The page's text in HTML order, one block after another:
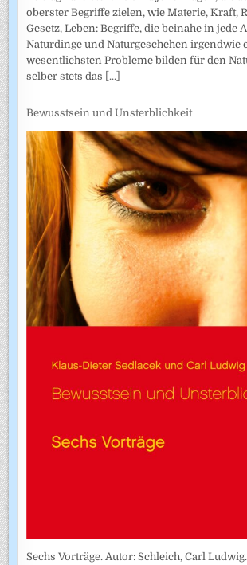
oberster Begriffe zielen, wie Materie, Kraft,
Gesetz, Leben: Begriffe, die beinahe in jede
Naturdinge und Naturgeschehen irgendwie
wesentlichsten Probleme bilden für den
selber stets das [...]
Bewusstsein und Unsterblichkeit
Sechs Vorträge. Autor: Schleich, Carl